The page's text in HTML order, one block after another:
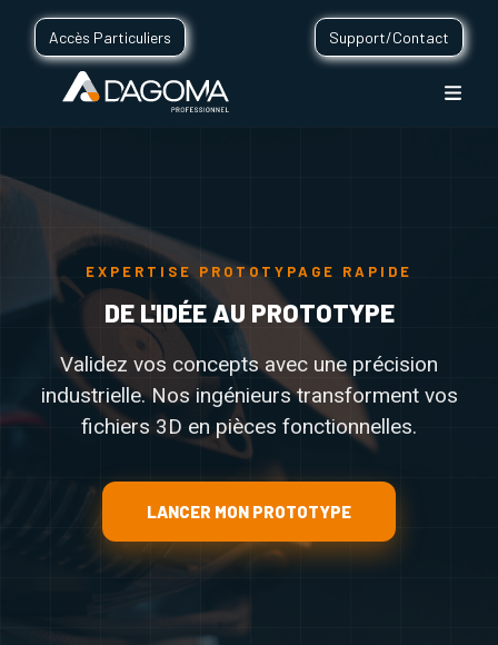
Accès Particuliers Support/Contact
EXPERTISE PROTOTYPAGE RAPIDE
DE L'IDÉE AU PROTOTYPE
Validez vos concepts avec une précision
industrielle. Nos ingénieurs transforment vos
fichiers 3D en pièces fonctionnelles.
LANCER MON PROTOTYPE